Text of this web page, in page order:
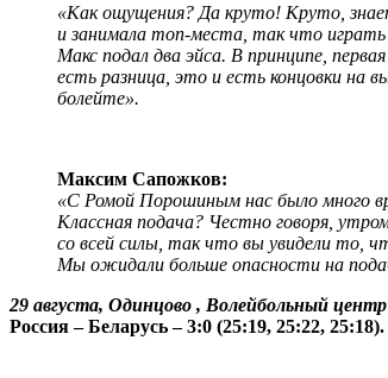
«Как ощущения? Да круто! Круто,
и занимала топ-места, так что играть
Макс подал два эйса. В принципе,
есть разница, это и есть концовки на
болейте».
Максим Сапожков:
«С Ромой Порошиным нас было много
Классная подача? Честно говоря,
со всей силы, так что вы увидели то,
Мы ожидали больше опасности на
29 августа, Одинцово , Волейбольный центр
Россия – Беларусь – 3:0 (25:19, 25:22, 25:18).